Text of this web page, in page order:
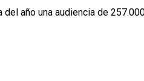
año una audiencia de